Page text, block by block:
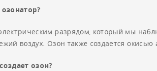
разрядом, который мы
воздух. Озон также создается
озон?